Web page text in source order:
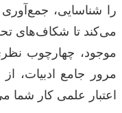
را شناسایی،
می‌کند تا شکاف‌های
موجود، چهارچوب
مرور جامع ادبیات،
اعتبار علمی کار شما